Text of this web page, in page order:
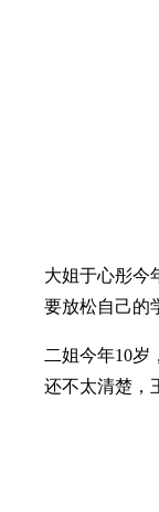
大姐于心彤今
要放松自己的
二姐今年10
还不太清楚，